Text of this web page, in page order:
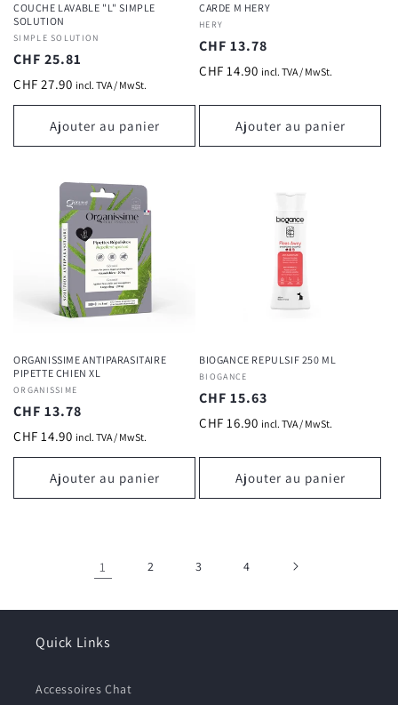
COUCHE LAVABLE "L" SIMPLE
SOLUTION
Fournisseur :
SIMPLE SOLUTION
Prix
habituel
CHF 25.81
CHF 27.90 incl. TVA / MwSt.
Ajouter au panier
CARDE M HERY
Fournisseur :
HERY
Prix
habituel
CHF 13.78
CHF 14.90 incl. TVA / MwSt.
Ajouter au panier
ORGANISSIME ANTIPARASITAIRE
PIPETTE CHIEN XL
Fournisseur :
ORGANISSIME
Prix
habituel
CHF 13.78
CHF 14.90 incl. TVA / MwSt.
Ajouter au panier
BIOGANCE REPULSIF 250 ML
Fournisseur :
BIOGANCE
Prix
habituel
CHF 15.63
CHF 16.90 incl. TVA / MwSt.
Ajouter au panier
1 2 3 4
Quick Links
Accessoires Chat